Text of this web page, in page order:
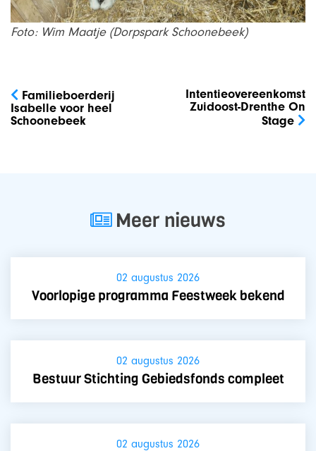
Foto: Wim Maatje (Dorpspark Schoonebeek)
navigatie
Familieboerderij
Isabelle voor heel
Schoonebeek
Intentieovereenkomst
Zuidoost-Drenthe On
Stage
Meer nieuws
02 augustus 2026
Voorlopige programma Feestweek bekend
02 augustus 2026
Bestuur Stichting Gebiedsfonds compleet
02 augustus 2026